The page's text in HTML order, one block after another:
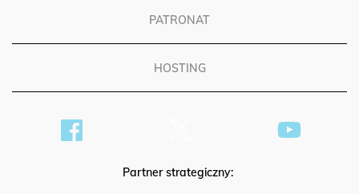
PATRONAT
HOSTING
Partner strategiczny: